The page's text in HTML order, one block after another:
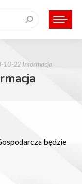
10-22 Informacja
będzie